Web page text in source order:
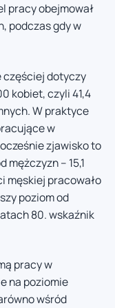
pracy obejmował
podczas gdy w
częściej dotyczy
kobiet, czyli 41,4
W praktyce
w
zjawisko to
– 15,1
męskiej pracowało
poziom od
80. wskaźnik
pracy w
na poziomie
wśród